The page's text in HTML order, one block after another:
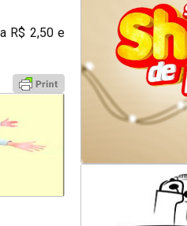
R$ 2,50 e